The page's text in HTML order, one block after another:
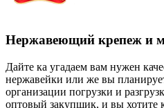
Нержавеющий крепеж и
Дайте ка угадаем вам нужен
нержавейки или же вы
организации погрузки и
оптовый закупщик, и вы хотите